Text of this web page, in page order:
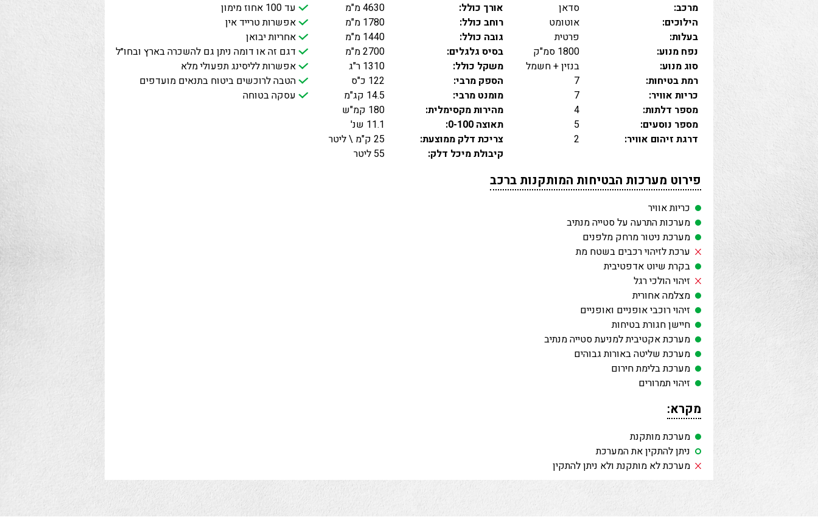
מרכב:
סדאן
הילוכים:
אוטומט
בעלות:
פרטית
נפח מנוע:
1800 סמ"ק
סוג מנוע:
בנזין + חשמל
רמת בטיחות:
7
כריות אוויר:
7
מספר דלתות:
4
מספר נוסעים:
5
דרגת זיהום אוויר:
2
אורך כולל:
4630 מ"מ
רוחב כולל:
1780 מ"מ
גובה כולל:
1440 מ"מ
בסיס גלגלים:
2700 מ"מ
משקל כולל:
1310 ר"ג
הספק מרבי:
122 כ"ס
מומנט מרבי:
14.5 קג"מ
מהירות מקסימלית:
180 קמ"ש
תאוצה 0-100:
11.1 שנ'
צריכת דלק ממוצעת:
25 ק"מ \ ליטר
קיבולת מיכל דלק:
55 ליטר
עד 100 אחוז מימון
אפשרות טרייד אין
אחריות יבואן
דגם זה או דומה ניתן גם להשכרה בארץ ובחו״ל
אפשרות לליסינג תפעולי מלא
הטבה לרוכשים ביטוח בתנאים מועדפים
עסקה בטוחה
פירוט מערכות הבטיחות המותקנות ברכב
כריות אוויר
מערכות התרעה על סטייה מנתיב
מערכת ניטור מרחק מלפנים
ערכת לזיהוי רכבים בשטח מת
בקרת שיוט אדפטיבית
זיהוי הולכי רגל
מצלמה אחורית
זיהוי רוכבי אופניים ואופניים
חיישן חגורת בטיחות
מערכת אקטיבית למניעת סטייה מנתיב
מערכת שליטה באורות גבוהים
מערכת בלימת חירום
זיהוי תמרורים
מקרא:
מערכת מותקנת
ניתן להתקין את המערכת
מערכת לא מותקנת ולא ניתן להתקין